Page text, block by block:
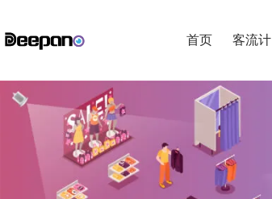
首页 客流计